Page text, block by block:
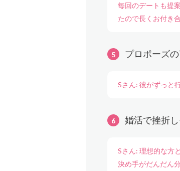
毎回のデートも提
たので長くお付き
プロポーズ
Sさん: 彼がずっと
婚活で挫折
Sさん: 理想的な方
決め手がだんだん